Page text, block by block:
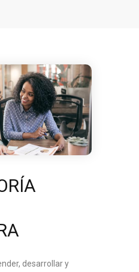
desarrollar y